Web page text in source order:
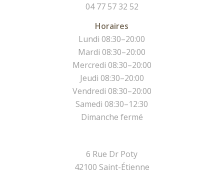
04 77 57 32 52
Horaires
Lundi 08:30–20:00
Mardi 08:30–20:00
Mercredi 08:30–20:00
Jeudi 08:30–20:00
Vendredi 08:30–20:00
Samedi 08:30–12:30
Dimanche fermé
6 Rue Dr Poty
42100 Saint-Étienne